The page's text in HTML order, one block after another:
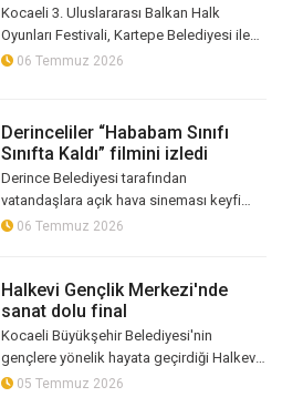
Kocaeli 3. Uluslararası Balkan Halk
Oyunları Festivali, Kartepe Belediyesi ile
Balkan Türkleri derneklerinin iş birliğinde
06 Temmuz 2026
Derinceliler “Hababam Sınıfı
Sınıfta Kaldı” filmini izledi
Derince Belediyesi tarafından
vatandaşlara açık hava sineması keyfi
yaşatılmaya devam ediyor. Mısır ikramının
06 Temmuz 2026
Halkevi Gençlik Merkezi'nde
sanat dolu final
Kocaeli Büyükşehir Belediyesi'nin
gençlere yönelik hayata geçirdiği Halkevi
Gençlik Merkezi, bir eğitim dönemini daha
05 Temmuz 2026